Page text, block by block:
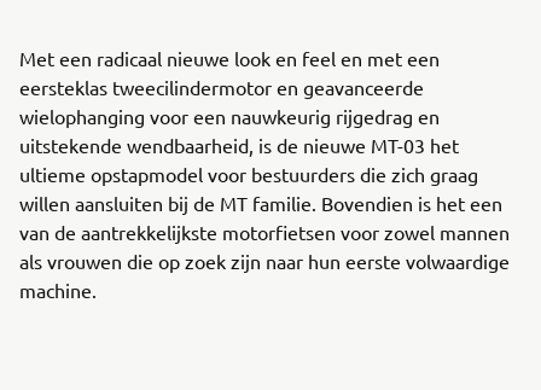
Met een radicaal nieuwe look en feel en met een
eersteklas tweecilindermotor en geavanceerde
wielophanging voor een nauwkeurig rijgedrag en
uitstekende wendbaarheid, is de nieuwe MT-03 het
ultieme opstapmodel voor bestuurders die zich graag
willen aansluiten bij de MT familie. Bovendien is het een
van de aantrekkelijkste motorfietsen voor zowel mannen
als vrouwen die op zoek zijn naar hun eerste volwaardige
machine.